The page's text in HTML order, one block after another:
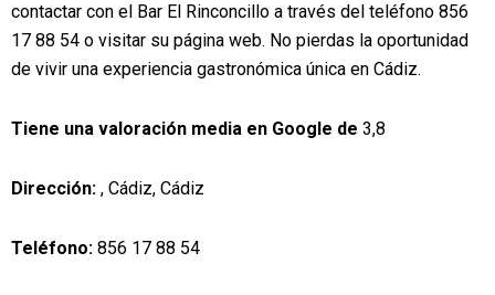
contactar con el Bar El Rinconcillo a través del teléfono 856
17 88 54 o visitar su página web. No pierdas la oportunidad
de vivir una experiencia gastronómica única en Cádiz.
Tiene una valoración media en Google de 3,8
Dirección: , Cádiz, Cádiz
Teléfono: 856 17 88 54